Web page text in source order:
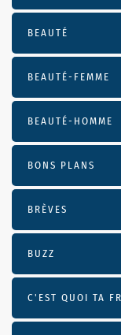
BEAUTÉ
BEAUTÉ-FEMME
BEAUTÉ-HOMME
BONS PLANS
BRÈVES
BUZZ
C'EST QUOI TA